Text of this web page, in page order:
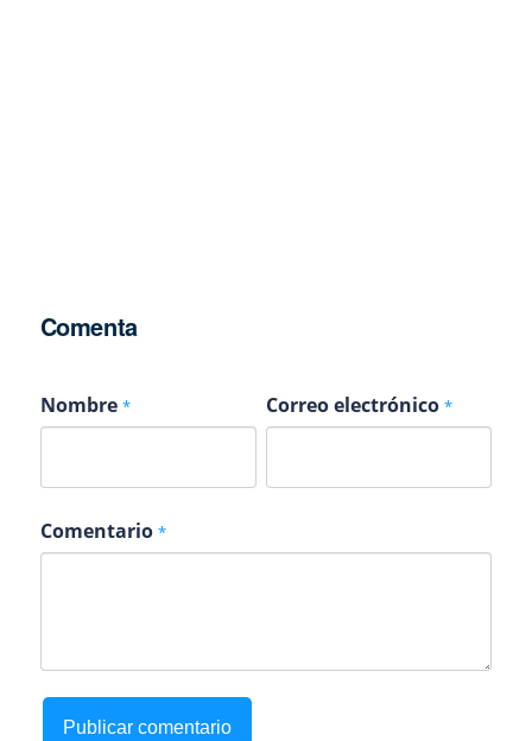
Comenta
Nombre * Correo electrónico *
Comentario *